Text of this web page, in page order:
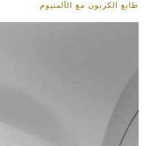
طابع الكربون مع الألمنيوم